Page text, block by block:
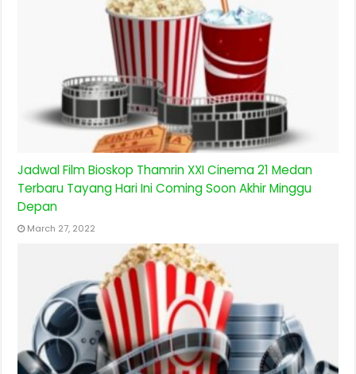
Jadwal Film Bioskop Thamrin XXI Cinema 21 Medan
Terbaru Tayang Hari Ini Coming Soon Akhir Minggu
Depan
March 27, 2022